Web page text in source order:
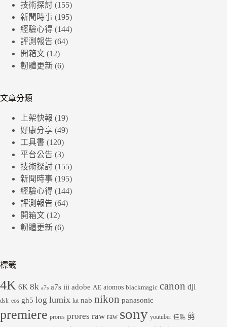
技術探討 (155)
新聞時事 (195)
經驗心得 (144)
評測報告 (64)
開箱文 (12)
韌體更新 (6)
文章分類
上架快報 (19)
好康分享 (49)
工具書 (120)
平台公告 (3)
技術探討 (155)
新聞時事 (195)
經驗心得 (144)
評測報告 (64)
開箱文 (12)
韌體更新 (6)
標籤
4K 6K 8k a7s a7s iii adobe AE atomos blackmagic canon dji
dslr eos gh5 log lumix lut nab nikon panasonic
premiere prores prores raw raw sony youtuber 佳能 剪